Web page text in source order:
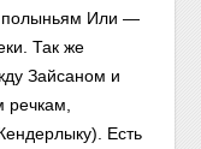
полыньям Или —
Так же
Зайсаном и
речкам,
Есть